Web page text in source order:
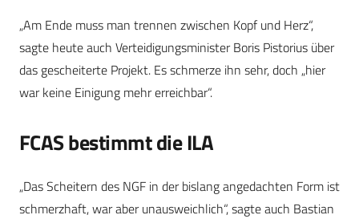
„Am Ende muss man trennen zwischen Kopf und Herz“,
sagte heute auch Verteidigungsminister Boris Pistorius über
das gescheiterte Projekt. Es schmerze ihn sehr, doch „hier
war keine Einigung mehr erreichbar“.
FCAS bestimmt die ILA
„Das Scheitern des NGF in der bislang angedachten Form ist
schmerzhaft, war aber unausweichlich“, sagte auch Bastian